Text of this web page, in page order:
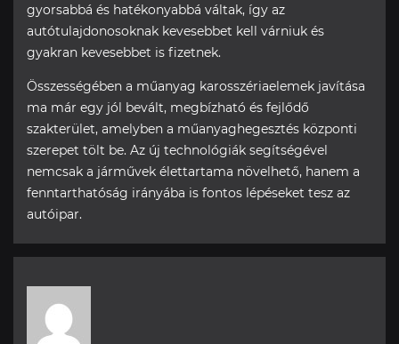
gyorsabbá és hatékonyabbá váltak, így az
autótulajdonosoknak kevesebbet kell várniuk és
gyakran kevesebbet is fizetnek.
Összességében a műanyag karosszériaelemek javítása
ma már egy jól bevált, megbízható és fejlődő
szakterület, amelyben a műanyaghegesztés központi
szerepet tölt be. Az új technológiák segítségével
nemcsak a járművek élettartama növelhető, hanem a
fenntarthatóság irányába is fontos lépéseket tesz az
autóipar.